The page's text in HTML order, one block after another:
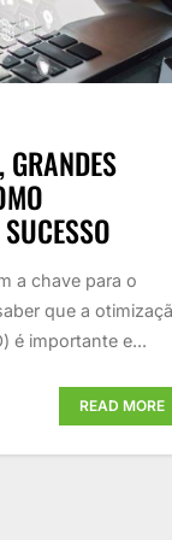
GRANDES
a chave para o
que a
é importante e...
READ MORE